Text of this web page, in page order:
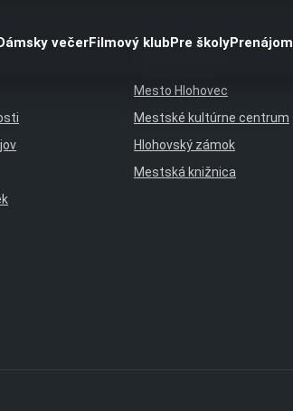
večerFilmový klubPre školyPrenájom
Mesto Hlohovec
Mestské kultúrne centrum
Hlohovský zámok
Mestská knižnica